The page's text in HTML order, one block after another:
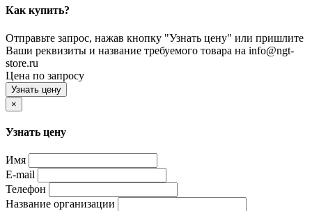
Как купить?
Отправьте запрос, нажав кнопку "Узнать цену" или пришлите
Ваши реквизиты и название требуемого товара на info@ngt-
store.ru
Цена по запросу
Узнать цену
×
Узнать цену
Имя
E-mail
Телефон
Название организации